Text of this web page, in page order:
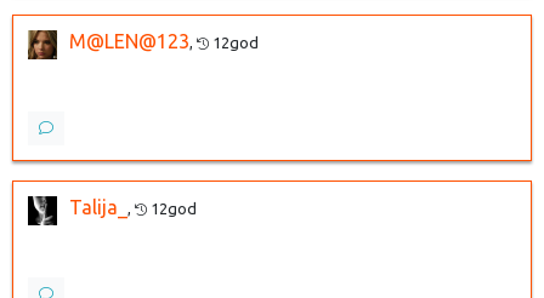
M@LEN@123, 12god
Talija_ , 12god